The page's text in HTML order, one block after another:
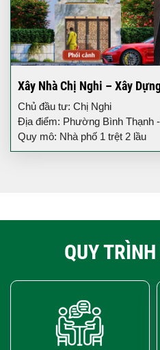
Xây Nhà Chị Nghi – Xây
Chủ đầu tư: Chị Nghi
Địa điểm: Phường Bình Thạnh
Quy mô: Nhà phố 1 trệt 2 lầu
QUY